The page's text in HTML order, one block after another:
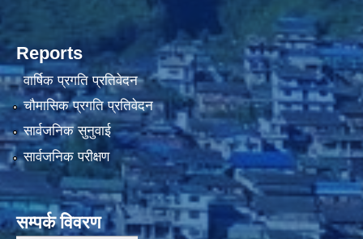
Reports
वार्षिक प्रगति प्रतिवेदन
चौमासिक प्रगति प्रतिवेदन
सार्वजनिक सुनुवाई
सार्वजनिक परीक्षण
सम्पर्क विवरण